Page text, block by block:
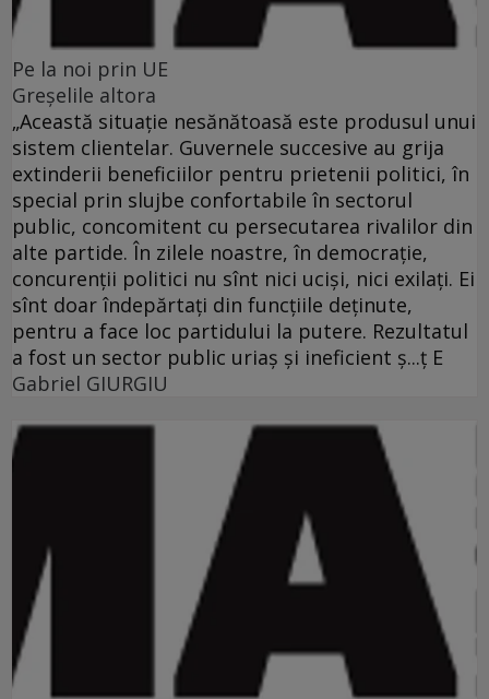
Pe la noi prin UE
Greşelile altora
„Această situaţie nesănătoasă este produsul unui
sistem clientelar. Guvernele succesive au grija
extinderii beneficiilor pentru prietenii politici, în
special prin slujbe confortabile în sectorul
public, concomitent cu persecutarea rivalilor din
alte partide. În zilele noastre, în democraţie,
concurenţii politici nu sînt nici ucişi, nici exilaţi. Ei
sînt doar îndepărtaţi din funcţiile deţinute,
pentru a face loc partidului la putere. Rezultatul
a fost un sector public uriaş şi ineficient ş...ţ E
Gabriel GIURGIU